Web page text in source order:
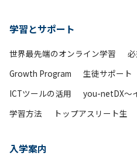
学習とサポート
世界最先端のオンライン学習
Growth Program
生徒サポート
ICTツールの活用
you-netDX～
学習方法
トップアスリート生
入学案内